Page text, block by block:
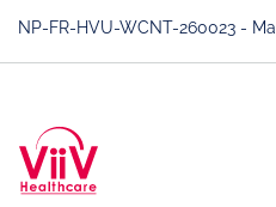
NP-FR-HVU-WCNT-260023 -